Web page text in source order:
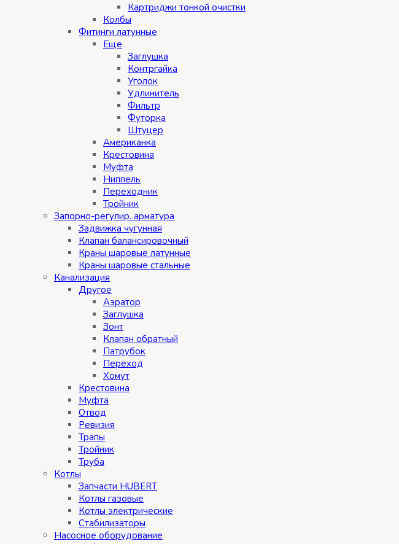
Картриджи тонкой очистки
Колбы
Фитинги латунные
Eщe
Заглушка
Контргайка
Уголок
Удлинитель
Фильтр
Футорка
Штуцер
Американка
Крестовина
Муфта
Ниппель
Переходник
Тройник
Запорно-регулир. арматура
Задвижка чугунная
Клапан балансировочный
Краны шаровые латунные
Краны шаровые стальные
Канализация
Другое
Аэратор
Заглушкa
Зонт
Клапан обратный
Патрубок
Переход
Хомут
Крестовина
Муфтa
Отвод
Ревизия
Трапы
Тройник
Труба
Котлы
Запчасти HUBERT
Котлы газовые
Котлы электрические
Стабилизаторы
Насосное оборудование